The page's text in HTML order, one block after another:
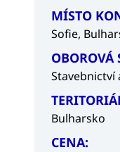
MÍSTO
Sofie,
OBOROVÁ
Stavebnictví
Bulharsko
CENA: